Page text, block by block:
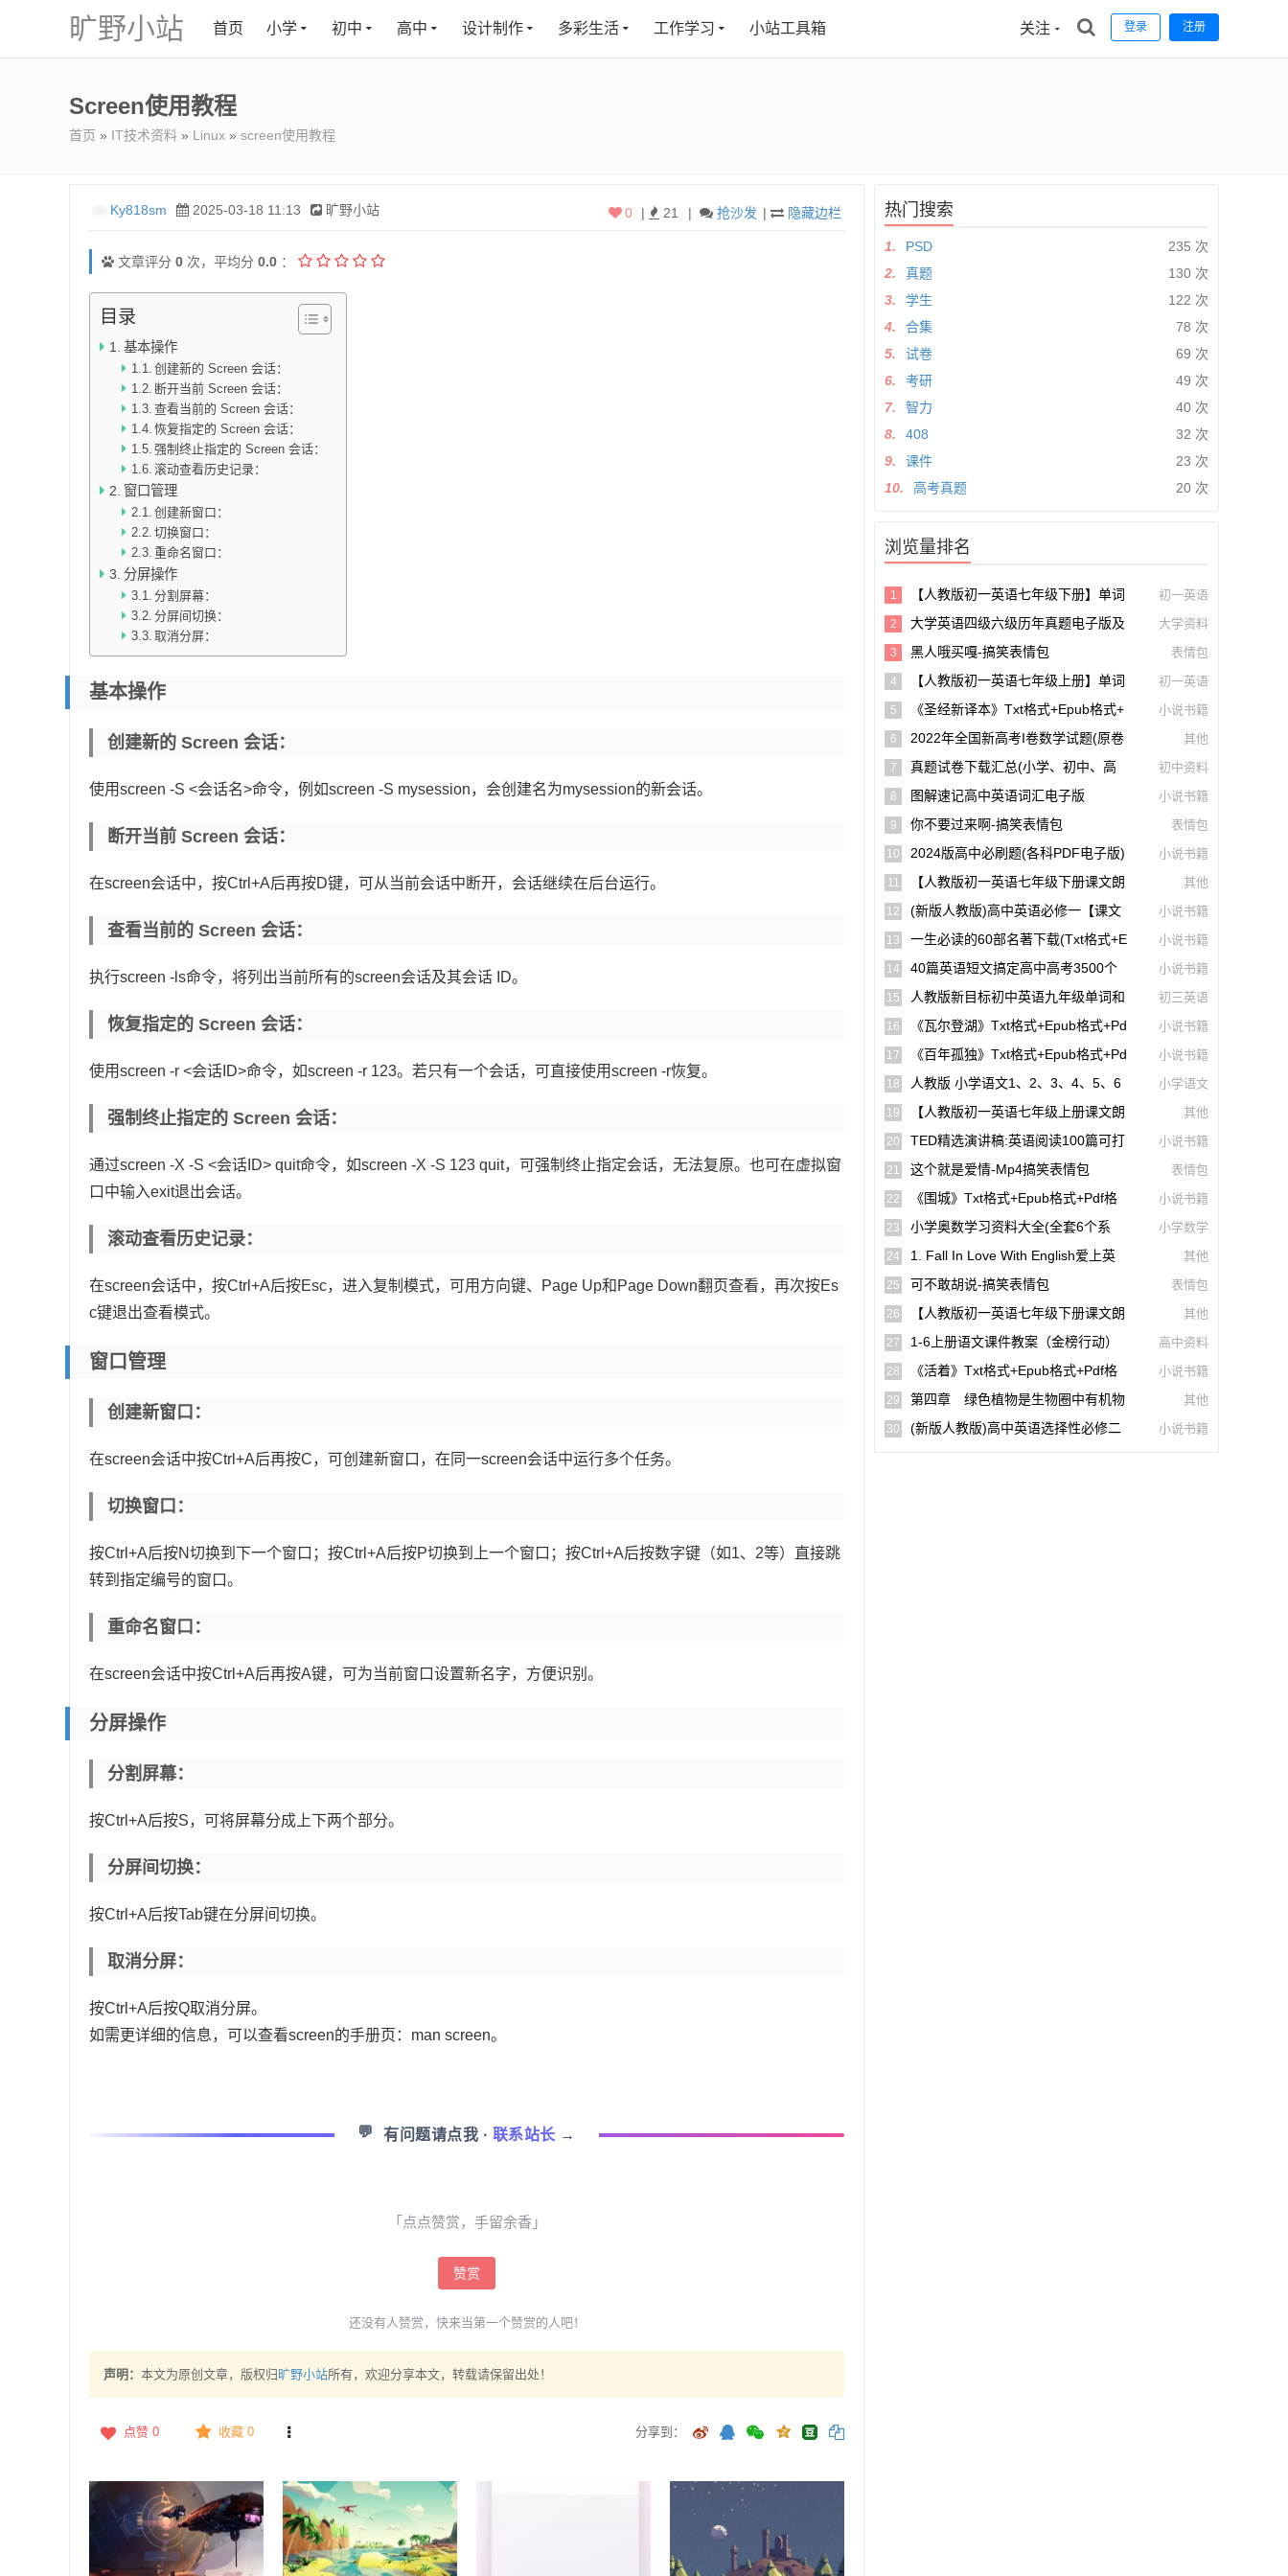
旷野小站 登录 注册
关注
首页 小学 初中 高中 设计制作 多彩生活 工作学习 小站工具箱
Screen使用教程
首页 » IT技术资料 » Linux » screen使用教程
Ky818sm 2025-03-18 11:13 旷野小站 | 隐藏边栏
| 抢沙发
| 21
0
文章评分 0 次，平均分 0.0 ：
目录
基本操作
创建新的 Screen 会话：
断开当前 Screen 会话：
查看当前的 Screen 会话：
恢复指定的 Screen 会话：
强制终止指定的 Screen 会话：
滚动查看历史记录：
窗口管理
创建新窗口：
切换窗口：
重命名窗口：
分屏操作
分割屏幕：
分屏间切换：
取消分屏：
基本操作
创建新的 Screen 会话：
使用screen -S <会话名>命令，例如screen -S mysession，会创建名为mysession的新会话。
断开当前 Screen 会话：
在screen会话中，按Ctrl+A后再按D键，可从当前会话中断开，会话继续在后台运行。
查看当前的 Screen 会话：
执行screen -ls命令，将列出当前所有的screen会话及其会话 ID。
恢复指定的 Screen 会话：
使用screen -r <会话ID>命令，如screen -r 123。若只有一个会话，可直接使用screen -r恢复。
强制终止指定的 Screen 会话：
通过screen -X -S <会话ID> quit命令，如screen -X -S 123 quit，可强制终止指定会话，无法复原。也可在虚拟窗
口中输入exit退出会话。
滚动查看历史记录：
在screen会话中，按Ctrl+A后按Esc，进入复制模式，可用方向键、Page Up和Page Down翻页查看，再次按Es
c键退出查看模式。
窗口管理
创建新窗口：
在screen会话中按Ctrl+A后再按C，可创建新窗口，在同一screen会话中运行多个任务。
切换窗口：
按Ctrl+A后按N切换到下一个窗口；按Ctrl+A后按P切换到上一个窗口；按Ctrl+A后按数字键（如1、2等）直接跳
转到指定编号的窗口。
重命名窗口：
在screen会话中按Ctrl+A后再按A键，可为当前窗口设置新名字，方便识别。
分屏操作
分割屏幕：
按Ctrl+A后按S，可将屏幕分成上下两个部分。
分屏间切换：
按Ctrl+A后按Tab键在分屏间切换。
取消分屏：
按Ctrl+A后按Q取消分屏。
如需更详细的信息，可以查看screen的手册页：man screen。
💬 有问题请点我 · 联系站长 →
「点点赞赏，手留余香」
赞赏
还没有人赞赏，快来当第一个赞赏的人吧！
声明： 本文为原创文章，版权归 旷野小站所有，欢迎分享本文，转载请保留出处！
点赞 0 收藏 0 分享到：
热门搜索
1. PSD
235 次
2.
真题
130 次
3.
学生
122 次
4.
合集
78 次
5.
试卷
69 次
6.
考研
49 次
7.
智力
40 次
8.
408
32 次
9.
课件
23 次
10.
高考真题 20 次
浏览量排名
1
【人教版初一英语七年级下册】单词
和课文朗读录音听力mp3音频【A0027
5】
初一英语
2
大学英语四级六级历年真题电子版及
模拟试卷下载(含听力和答案解析 CET
4、CET6试卷可打印)[s1697]
大学资料
3 黑人哦买嘎-搞笑表情包 表情包
4
【人教版初一英语七年级上册】单词
和课文朗读录音听力mp3音频
初一英语
5
《圣经新译本》txt格式+epub格式+
Pdf格式下载【A00605】
小说书籍
6
2022年全国新高考I卷数学试题(原卷
版+解析版)(doc格式下载)【A02285】
其他
7
真题试卷下载汇总(小学、初中、高
中、大学、考研、考公考编)(持续更新)
初中资料
8 图解速记高中英语词汇电子版 小说书籍
9 你不要过来啊-搞笑表情包 表情包
10
2024版高中必刷题(各科PDF电子版)
【A00141】
小说书籍
11
【人教版初一英语七年级下册课文朗
读听力mp3】Unit 1
其他
12
(新版人教版)高中英语必修一【课文
音频录音课本单词朗读听力MP3】
小说书籍
13
一生必读的60部名著下载(txt格式+e
Pub格式+pdf格式)
小说书籍
14
40篇英语短文搞定高中高考3500个
单词(mp3音频+文本+翻译)【A01806】
小说书籍
15
人教版新目标初中英语九年级单词和
课文朗读录音听力mp3
初三英语
16
《瓦尔登湖》txt格式+epub格式+pd
F格式下载（一生必读的60部名著）【A0
0614】
小说书籍
17
《百年孤独》txt格式+epub格式+pd
F格式下载（一生必读的60部名著）【A0
0561】
小说书籍
18
人教版 小学语文1、2、3、4、5、6
年级课本(电子版pdf)
小学语文
19
【人教版初一英语七年级上册课文朗
读听力mp3】Starter Unit 1 Good Morni
Ng!
其他
20
TED精选演讲稿:英语阅读100篇可打
印高清PDF电子版配套双语视频【A0049
4】
小说书籍
21 这个就是爱情-Mp4搞笑表情包 表情包
22
《围城》txt格式+epub格式+pdf格
式下载【A00615】
小说书籍
23
小学奥数学习资料大全(全套6个系
列)【A00231】
小学数学
24
1. Fall In Love With English爱上英
语(40篇英语短文搞定高中高考3500个单
词)
其他
25 可不敢胡说-搞笑表情包 表情包
26
【人教版初一英语七年级下册课文朗
读听力mp3】Unit 2
其他
27
1-6上册语文课件教案（金榜行动）
(docx,pdf,电子版)【A02960-005】
高中资料
28
《活着》txt格式+epub格式+pdf格
式下载（一生必读的60部名著）【A0055
9】
小说书籍
29
第四章 绿色植物是生物圈中有机物
的制造者(思维导图|教材知识全解|经典例
其他
30
(新版人教版)高中英语选择性必修二
小说书籍